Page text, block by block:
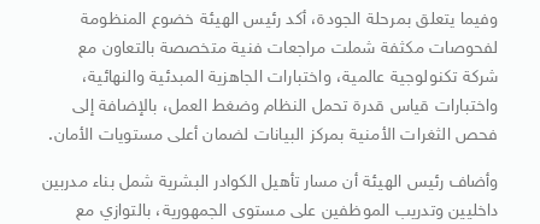
وفيما يتعلق بمرحلة الجودة، أكد رئيس الهيئة خضوع المنظومة
لفحوصات مكثفة شملت مراجعات فنية متخصصة بالتعاون مع
شركة تكنولوجية عالمية، واختبارات الجاهزية المبدئية والنهائية،
واختبارات قياس قدرة تحمل النظام وضغط العمل، بالإضافة إلى
فحص الثغرات الأمنية بمركز البيانات لضمان أعلى مستويات الأمان.
وأضاف رئيس الهيئة أن مسار تأهيل الكوادر البشرية شمل بناء مدربين
داخليين وتدريب الموظفين على مستوى الجمهورية، بالتوازي مع